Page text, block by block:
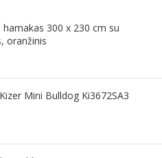
300 x 230 cm su
oranžinis
Mini Bulldog Ki3672SA3